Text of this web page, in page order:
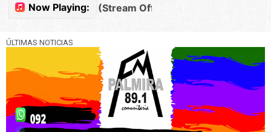
ÚLTIMAS NOTICIAS